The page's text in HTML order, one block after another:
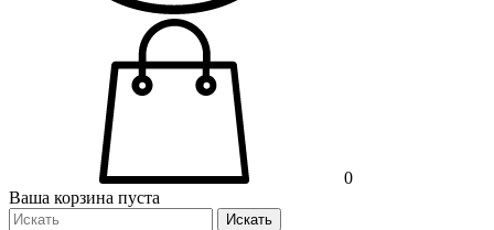
0
Ваша корзина пуста
Искать